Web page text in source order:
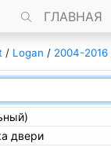
ГЛАВНАЯ
/ Logan / 2004-2016
двери